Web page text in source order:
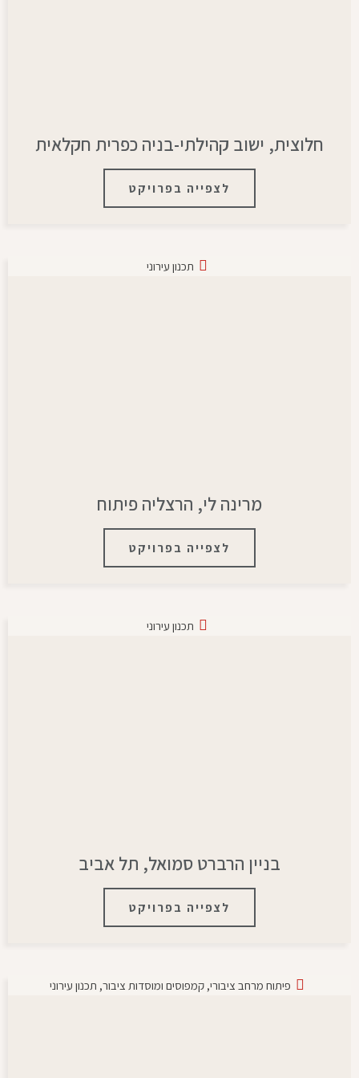
חלוצית, ישוב קהילתי-בניה כפרית חקלאית
לצפייה בפרויקט
תכנון עירוני
מרינה לי, הרצליה פיתוח
לצפייה בפרויקט
תכנון עירוני
בניין הרברט סמואל, תל אביב
לצפייה בפרויקט
פיתוח מרחב ציבורי, קמפוסים ומוסדות ציבור, תכנון עירוני